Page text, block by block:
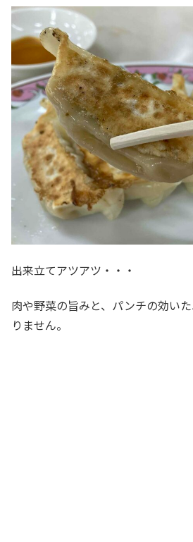
出来立てアツアツ・・・
肉や野菜の旨みと、パンチの効い
りません。